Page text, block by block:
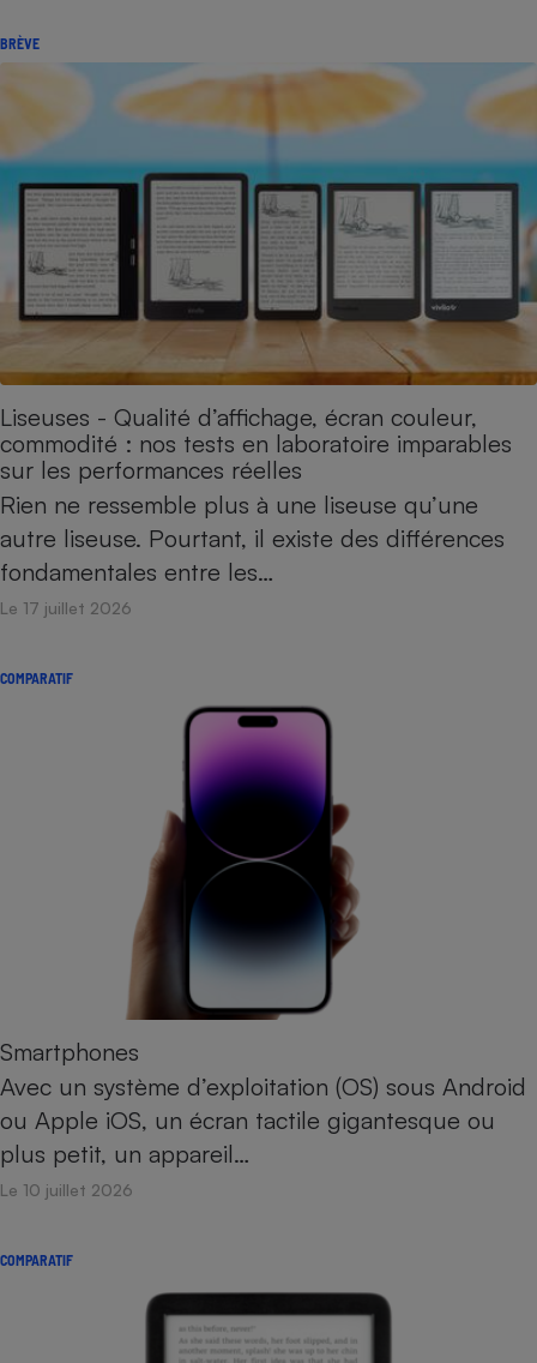
BRÈVE
Liseuses - Qualité d’affichage, écran couleur,
commodité : nos tests en laboratoire imparables
sur les performances réelles
Rien ne ressemble plus à une liseuse qu’une
autre liseuse. Pourtant, il existe des différences
fondamentales entre les…
Le 17 juillet 2026
COMPARATIF
Smartphones
Avec un système d’exploitation (OS) sous Android
ou Apple iOS, un écran tactile gigantesque ou
plus petit, un appareil…
Le 10 juillet 2026
COMPARATIF